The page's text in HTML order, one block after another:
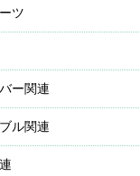
ツ
ー関連
ル関連